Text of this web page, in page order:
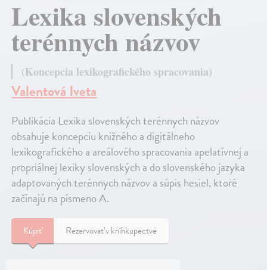
Lexika slovenských
terénnych názvov
(Koncepcia lexikografického spracovania)
Valentová Iveta
Publikácia Lexika slovenských terénnych názvov
obsahuje koncepciu knižného a digitálneho
lexikografického a areálového spracovania apelatívnej a
propriálnej lexiky slovenských a do slovenského jazyka
adaptovaných terénnych názvov a súpis hesiel, ktoré
začínajú na písmeno A.
Kúpiť Rezervovať v kníhkupectve